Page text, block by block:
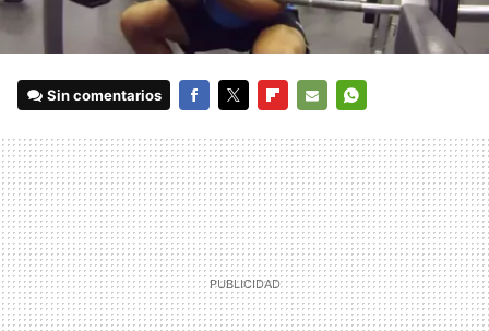
Sin comentarios
MAIL